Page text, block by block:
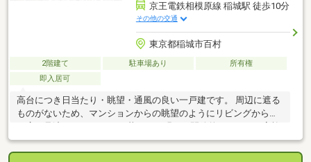
京王電鉄相模原線 稲城駅 徒歩10分
その他の交通
東京都稲城市百村
2階建て 駐車場あり
所有権
即入居可
高台につき日当たり・眺望・通風の良い一戸建です。 周辺に遮る
ものがないため、マンションからの眺望のようにリビングからで
におすすめです。